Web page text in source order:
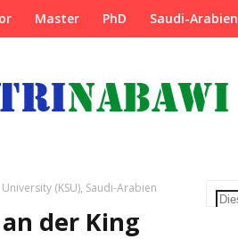
Master PhD Saudi-Arabien
(KSU), Saudi-Arabien
der King